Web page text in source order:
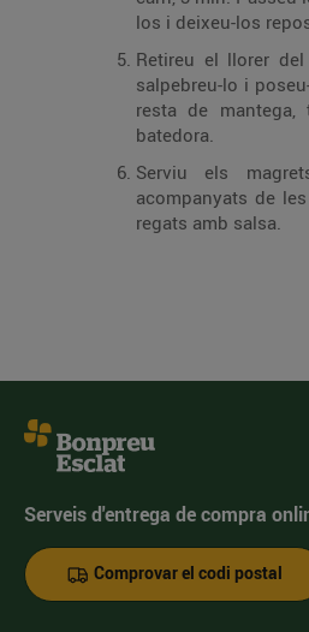
los i deixeu-los
Retireu el llorer
salpebreu-lo i poseu-lo a foc suau amb la
resta de mantega,
batedora.
Serviu els
acompanyats de les
regats amb salsa.
Serveis d'entrega de compra
Comprovar el codi postal